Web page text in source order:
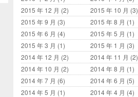
2015 年 12 月 (2) 2015 年 10 月 (3)
2015 年 9 月 (3) 2015 年 8 月 (1)
2015 年 6 月 (4) 2015 年 5 月 (1)
2015 年 3 月 (1) 2015 年 1 月 (3)
2014 年 12 月 (2) 2014 年 11 月 (2)
2014 年 10 月 (2) 2014 年 8 月 (1)
2014 年 7 月 (6) 2014 年 6 月 (5)
2014 年 5 月 (1) 2014 年 4 月 (4)